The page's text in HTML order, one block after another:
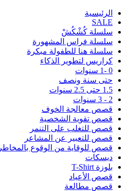
اﻟﺮﺋﻴﺴﻴﺔ
SALE
سلسلة كُشْكُشْ
سلسلة فراس المشهورة
سلسلة هنا للطفولة مبكرة
كراريس لتطوير الذكاء
0 -1 سنوات
حتى سنة ونصف
1.5 حتى 2.5 سنوات
2 - 3 سنوات
قصص معالجة الخوف
قصص تقوية الشخصية
قصص للتغلب على التنمر
قصص للتعبير عن المشاعر
قصص للوقاية من الوقوع بالمخاطر
ديسكات
بلوزة T-Shirt
قصص الأعياد
قصص مطالعة